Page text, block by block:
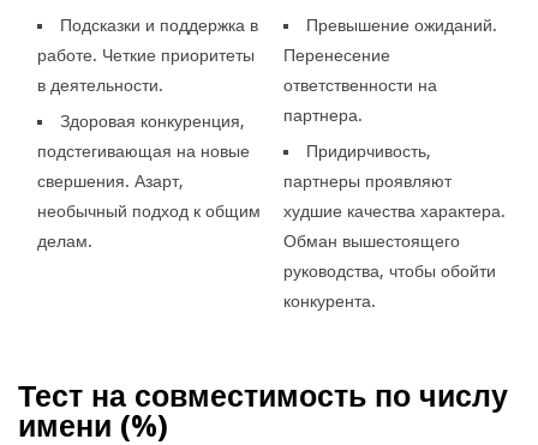
Подсказки и поддержка в
работе. Четкие приоритеты
в деятельности.
Здоровая конкуренция,
подстегивающая на новые
свершения. Азарт,
необычный подход к общим
делам.
Превышение ожиданий.
Перенесение
ответственности на
партнера.
Придирчивость,
партнеры проявляют
худшие качества характера.
Обман вышестоящего
руководства, чтобы обойти
конкурента.
Тест на совместимость по числу
имени (%)